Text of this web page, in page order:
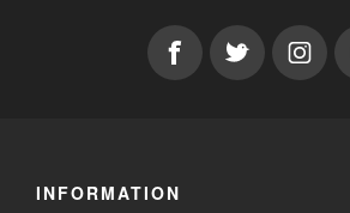
INFORMATION